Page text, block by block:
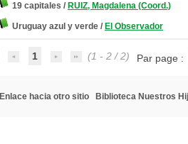
19 capitales / RUIZ, Magdalena (Coord.)
Uruguay azul y verde / El Observador
1 (1 - 2 / 2) Par page :
Enlace hacia otro sitio Biblioteca Nuestros